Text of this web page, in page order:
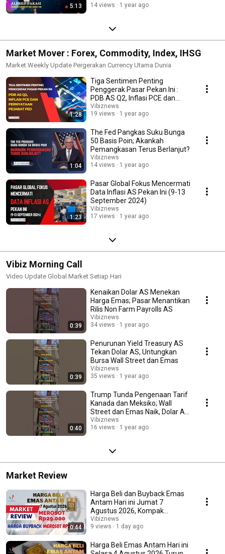
5:13
14 views
1 year ago
Market Mover : Forex, Commodity, Index, IHSG
Market Weekly Update Pergerakan Currency Utama Dunia
1:28
Tiga Sentimen Penting
Penggerak Pasar Pekan Ini :
PDB AS Q2, Inflasi PCE dan
Pernyataan Pejabat Fed
Vibiznews
19 views
1 year ago
1:04
The Fed Pangkas Suku Bunga
50 Basis Poin; Akankah
Pemangkasan Terus Berlanjut?
Vibiznews
14 views
1 year ago
1:23
Pasar Global Fokus Mencermati
Data Inflasi AS Pekan Ini (9-13
September 2024)
Vibiznews
17 views
1 year ago
Vibiz Morning Call
Video Update Global Market Setiap Hari
0:39
Kenaikan Dolar AS Menekan
Harga Emas; Pasar Menantikan
Rilis Non Farm Payrolls AS
Vibiznews
34 views
1 year ago
0:39
Penurunan Yield Treasury AS
Tekan Dolar AS, Untungkan
Bursa Wall Street dan Emas
Vibiznews
35 views
1 year ago
0:40
Trump Tunda Pengenaan Tarif
Kanada dan Meksiko; Wall
Street dan Emas Naik, Dolar AS
dan Minyak Turun
Vibiznews
16 views
1 year ago
Market Review
0:44
Harga Beli dan Buyback Emas
Antam Hari ini Jumat 7
Agustus 2026, Kompak
Merosot Rp29.000
Vibiznews
9 views
1 day ago
Harga Beli Emas Antam Hari ini